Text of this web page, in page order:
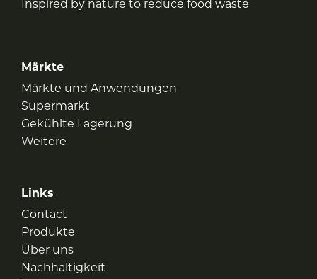
Inspired by nature to reduce food waste
Märkte
Märkte und Anwendungen
Supermarkt
Gekühlte Lagerung
Weitere
Links
Contact
Produkte
Über uns
Nachhaltigkeit